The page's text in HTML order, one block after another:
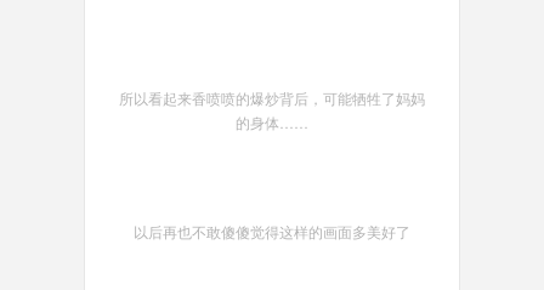
所以看起来香喷喷的爆炒背后，可能牺牲了妈妈
的身体……
以后再也不敢傻傻觉得这样的画面多美好了